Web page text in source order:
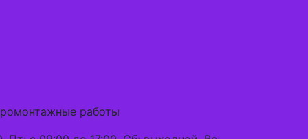
работы